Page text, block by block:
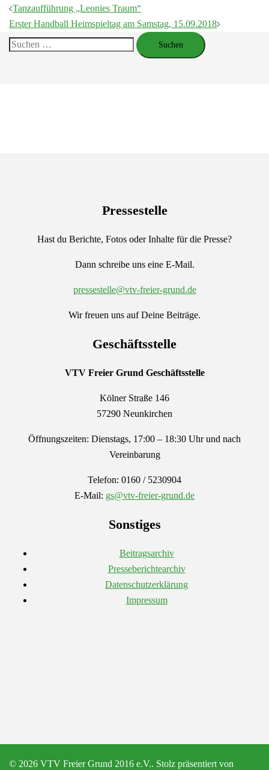
Beitragsnavigation
Tanzaufführung „Leonies Traum“
Erster Handball Heimspieltag am Samstag, 15.09.2018
Suchen
Pressestelle
Hast du Berichte, Fotos oder Inhalte für die Presse?
Dann schreibe uns eine E-Mail.
pressestelle@vtv-freier-grund.de
Wir freuen uns auf Deine Beiträge.
Geschäftsstelle
VTV Freier Grund Geschäftsstelle
Kölner Straße 146
57290 Neunkirchen
Öffnungszeiten: Dienstags, 17:00 – 18:30 Uhr und nach
Vereinbarung
Telefon: 0160 / 5230904
E-Mail: gs@vtv-freier-grund.de
Sonstiges
Beitragsarchiv
Presseberichtearchiv
Datenschutzerklärung
Impressum
© 2026 VTV Freier Grund 2016 e.V.. Stolz präsentiert von